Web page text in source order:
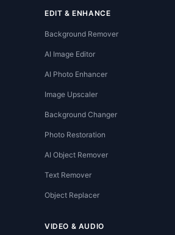
EDIT & ENHANCE
Background Remover
AI Image Editor
AI Photo Enhancer
Image Upscaler
Background Changer
Photo Restoration
AI Object Remover
Text Remover
Object Replacer
VIDEO & AUDIO